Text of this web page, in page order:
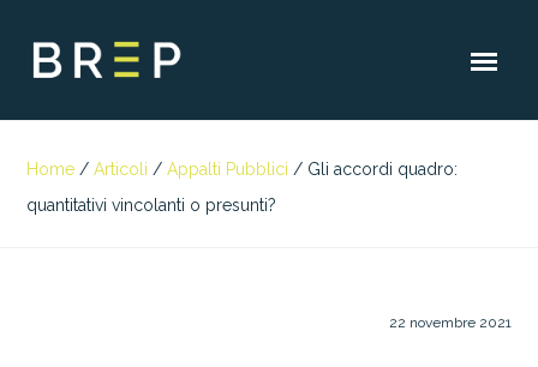
Home / Articoli / Appalti Pubblici / Gli accordi quadro:
quantitativi vincolanti o presunti?
22 novembre 2021